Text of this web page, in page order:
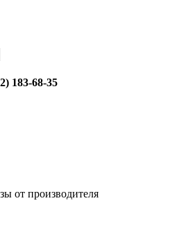
183-68-35
от производителя